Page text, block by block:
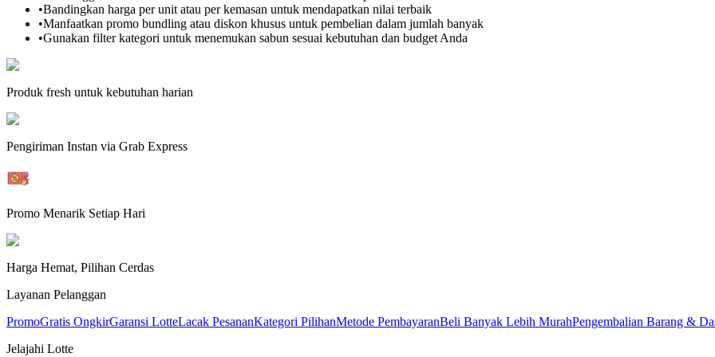
•Bandingkan harga per unit atau per kemasan untuk mendapatkan nilai terbaik
•Manfaatkan promo bundling atau diskon khusus untuk pembelian dalam jumlah banyak
•Gunakan filter kategori untuk menemukan sabun sesuai kebutuhan dan budget Anda
Produk fresh untuk kebutuhan harian
Pengiriman Instan via Grab Express
Promo Menarik Setiap Hari
Harga Hemat, Pilihan Cerdas
Layanan Pelanggan
PromoGratis OngkirGaransi LotteLacak PesananKategori PilihanMetode PembayaranBeli Banyak Lebih MurahPengembalian Barang &
Jelajahi Lotte